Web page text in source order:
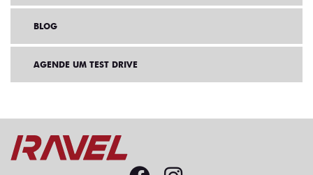
BLOG
AGENDE UM TEST DRIVE